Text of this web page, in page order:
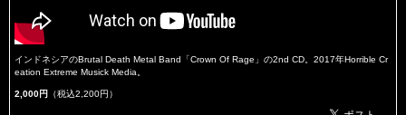
インドネシアのBrutal Death Metal Band「Crown Of Rage」の2nd CD。2017年Horrible Cr
eation Extreme Musick Media。
2,000円 （税込2,200円）